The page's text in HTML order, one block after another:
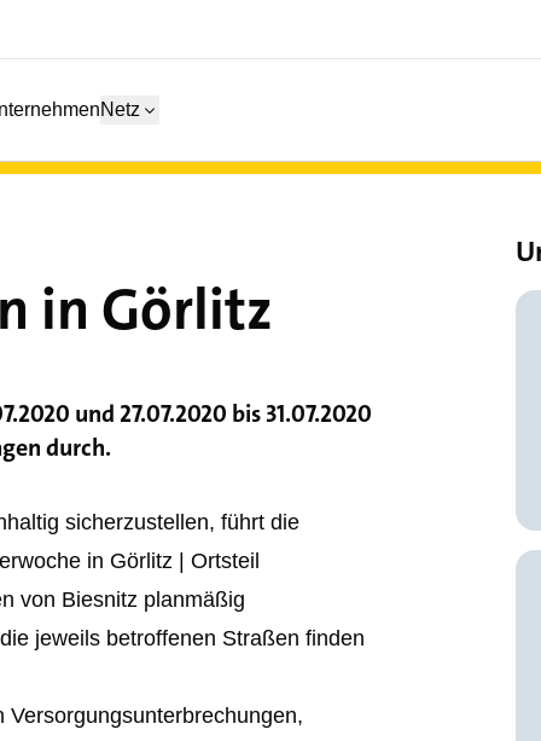
Netz
in Görlitz
und 27.07.2020 bis 31.07.2020
durch.
sicherzustellen, führt die
in Görlitz | Ortsteil
von Biesnitz planmäßig
jeweils betroffenen Straßen finden